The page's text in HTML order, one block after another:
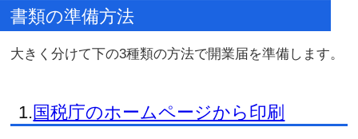
書類の準備方法
大きく分けて下の3種類の方法で開業届を準備します。
1.国税庁のホームページから印刷